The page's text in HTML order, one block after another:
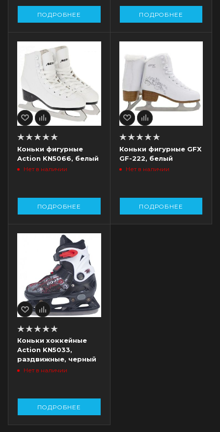
ПОДРОБНЕЕ ПОДРОБНЕЕ
Коньки фигурные
Action KN5066, белый
Нет в наличии
ПОДРОБНЕЕ
Коньки фигурные GFX
GF-222, белый
Нет в наличии
ПОДРОБНЕЕ
Коньки хоккейные
Action KN5033,
раздвижные, черный
Нет в наличии
ПОДРОБНЕЕ